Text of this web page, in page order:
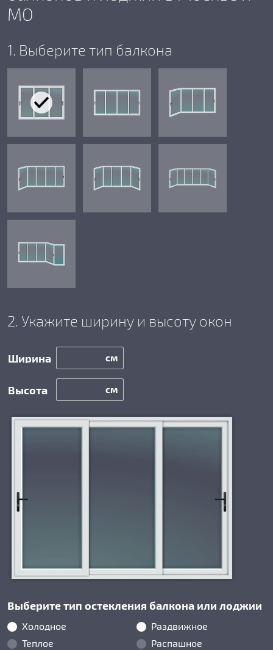
МО
1. Выберите тип балкона
2. Укажите ширину и высоту окон
см
см
Выберите тип остекления балкона или лоджии
Холодное
Теплое
Раздвижное
Распашное